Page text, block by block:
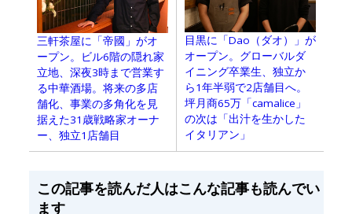
三軒茶屋に「帝國」がオ
ープン。ビル6階の隠れ家
立地、深夜3時まで営業す
る中華酒場。将来の多店
舗化、事業の多角化を見
据えた31歳戦略家オーナ
ー、独立1店舗目
目黒に「Dao（ダオ）」が
オープン。グローバルダ
イニング卒業生、独立か
ら1年半弱で2店舗目へ。
坪月商65万「camalice」
の次は「出汁を生かした
イタリアン」
この記事を読んだ人はこんな記事も読んでい
ます